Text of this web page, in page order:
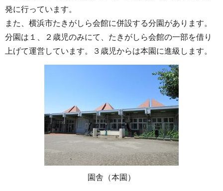
発に行っています。
また、横浜市たきがしら会館に併設する分園があります。
分園は１、２歳児のみにて、たきがしら会館の一部を借り
上げて運営しています。３歳児からは本園に進級します。
園舎（本園）